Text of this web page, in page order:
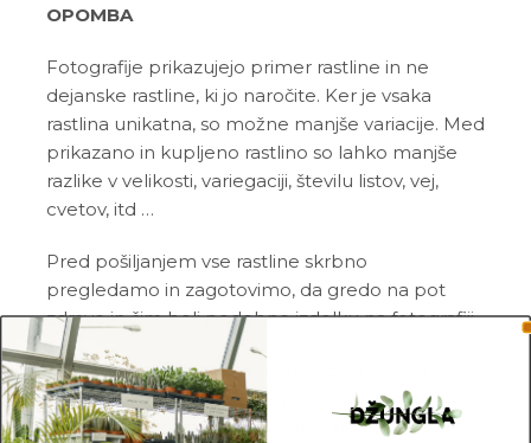
OPOMBA
Fotografije prikazujejo primer rastline in ne
dejanske rastline, ki jo naročite. Ker je vsaka
rastlina unikatna, so možne manjše variacije. Med
prikazano in kupljeno rastlino so lahko manjše
razlike v velikosti, variegaciji, številu listov, vej,
cvetov, itd …
Pred pošiljanjem vse rastline skrbno
pregledamo in zagotovimo, da gredo na pot
zdrave in čim bolj podobne izdelku na fotografiji.
Vse rastline so primarno v plastičnih sadilnih
lončkih. Višino sadilnega lonca je možno razbrati
iz slike z metrom. Okrasni lonec ni vključen v